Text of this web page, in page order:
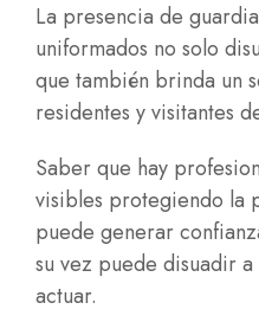
La presencia de
uniformados no solo
que también brinda un
residentes y visitantes
Saber que hay
visibles protegiendo la
puede generar
su vez puede disuadir
actuar.